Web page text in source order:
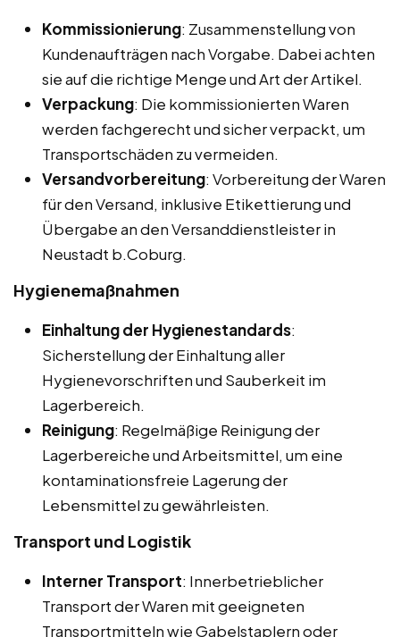
Kommissionierung: Zusammenstellung von
Kundenaufträgen nach Vorgabe. Dabei achten
sie auf die richtige Menge und Art der Artikel.
Verpackung: Die kommissionierten Waren
werden fachgerecht und sicher verpackt, um
Transportschäden zu vermeiden.
Versandvorbereitung: Vorbereitung der Waren
für den Versand, inklusive Etikettierung und
Übergabe an den Versanddienstleister in
Neustadt b.Coburg.
Hygienemaßnahmen
Einhaltung der Hygienestandards:
Sicherstellung der Einhaltung aller
Hygienevorschriften und Sauberkeit im
Lagerbereich.
Reinigung: Regelmäßige Reinigung der
Lagerbereiche und Arbeitsmittel, um eine
kontaminationsfreie Lagerung der
Lebensmittel zu gewährleisten.
Transport und Logistik
Interner Transport: Innerbetrieblicher
Transport der Waren mit geeigneten
Transportmitteln wie Gabelstaplern oder